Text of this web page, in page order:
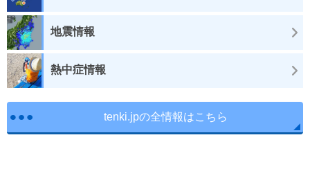
地震情報
熱中症情報
tenki.jpの全情報はこちら